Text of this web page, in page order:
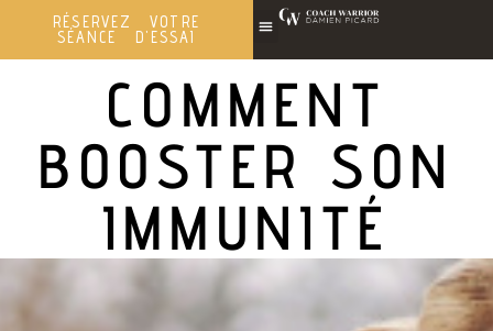
RÉSERVEZ VOTRE
SÉANCE D'ESSAI
COMMENT
BOOSTER SON
IMMUNITÉ